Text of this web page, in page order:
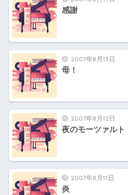
感謝
2007年8月13日
母！
2007年8月12日
夜のモーツァルト
2007年8月11日
炎